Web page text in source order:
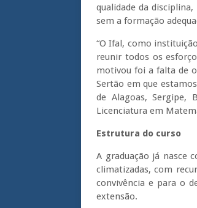
qualidade da
sem a formação
“O Ifal, como
reunir todos os
motivou foi a falta de
Sertão em que
de Alagoas, Sergipe,
Licenciatura em
Estrutura do curso
A graduação já nasce
climatizadas, com
convivência e para o
extensão.